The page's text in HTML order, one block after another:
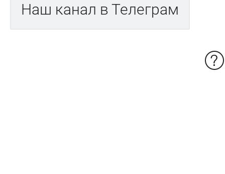
Наш канал в Телеграм